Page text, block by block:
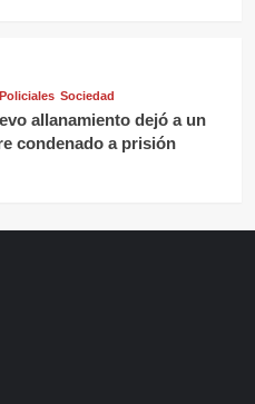
Policiales Sociedad
allanamiento dejó a un
condenado a prisión